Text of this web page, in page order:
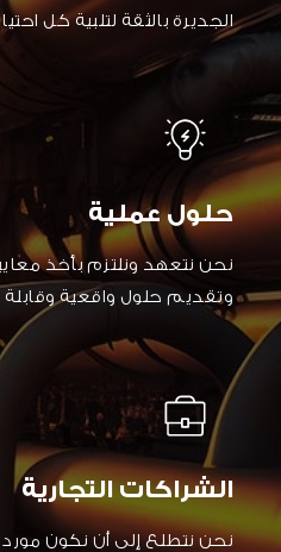
الجديرة بالثقة لتلبية كل
حلول عملية
نحن نتعهد ونلتزم بأخذ معايير
وتقديم حلول واقعية وقابلة
الشراكات التجارية
نحن نتطلع إلى أن نكون مورد